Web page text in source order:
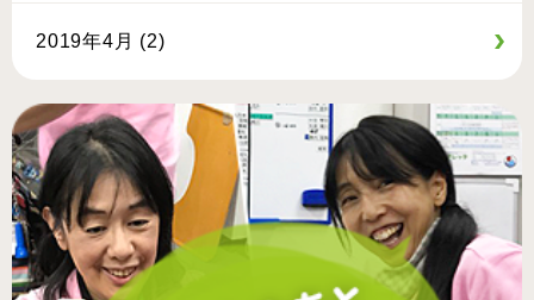
2019年4月 (2)